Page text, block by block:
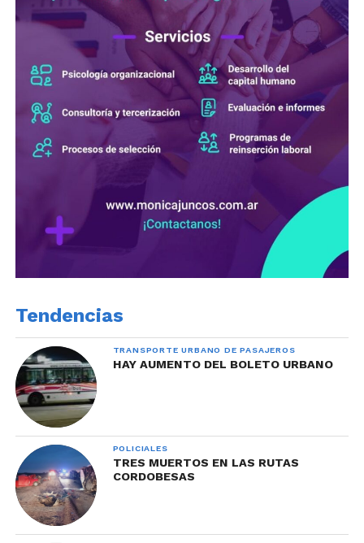
Tendencias
TRANSPORTE URBANO DE PASAJEROS
HAY AUMENTO DEL BOLETO URBANO
POLICIALES
TRES MUERTOS EN LAS RUTAS
CORDOBESAS